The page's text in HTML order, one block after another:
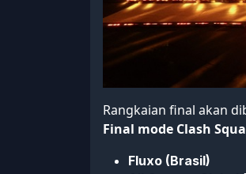
Rangkaian final akan
Final mode Clash
Fluxo (Brasil)